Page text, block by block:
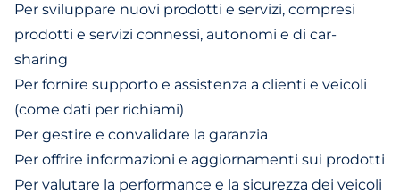
Per sviluppare nuovi prodotti e servizi, compresi
prodotti e servizi connessi, autonomi e di car-
sharing
Per fornire supporto e assistenza a clienti e veicoli
(come dati per richiami)
Per gestire e convalidare la garanzia
Per offrire informazioni e aggiornamenti sui prodotti
Per valutare la performance e la sicurezza dei veicoli